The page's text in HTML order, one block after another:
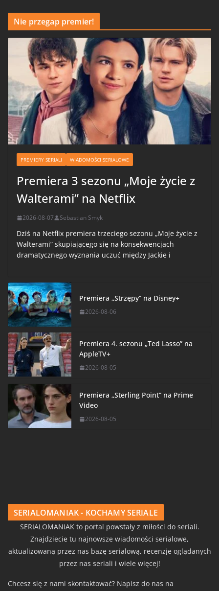
Nie przegap premier!
PREMIERY SERIALI WIADOMOŚCI SERIALOWE
Premiera 3 sezonu „Moje życie z
Walterami” na Netflix
2026-08-07 Sebastian Smyk
Dziś na Netflix premiera trzeciego sezonu „Moje życie z
Walterami” skupiającego się na konsekwencjach
dramatycznego wyznania uczuć między Jackie i
Premiera „Strzępy” na Disney+
2026-08-06
Premiera 4. sezonu „Ted Lasso” na
AppleTV+
2026-08-05
Premiera „Sterling Point” na Prime
Video
2026-08-05
SERIALOMANIAK - KOCHAMY SERIALE
SERIALOMANIAK to portal powstały z miłości do seriali.
Znajdziecie tu najnowsze wiadomości serialowe,
aktualizowaną przez nas bazę serialową, recenzje oglądanych
przez nas seriali i wiele więcej!
Chcesz się z nami skontaktować? Napisz do nas na